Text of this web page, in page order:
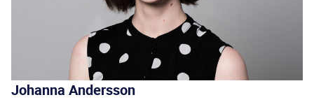
Johanna Andersson